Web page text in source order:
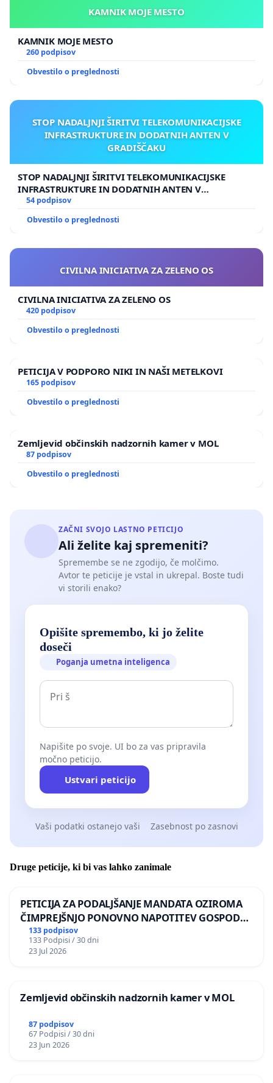
ŽIVLJENJE: https://www.facebook.com/
KO BOLI VSAK
DOTIK:https://www.facebook.com/answersvideo/videos/
KAMNIK MOJE MESTO
KAMNIK MOJE MESTO
260 podpisov
Obvestilo o preglednosti
STOP NADALJNJI ŠIRITVI TELEKOMUNIKACIJSKE
INFRASTRUKTURE IN DODATNIH ANTEN V
GRADIŠČAKU
STOP NADALJNJI ŠIRITVI TELEKOMUNIKACIJSKE
INFRASTRUKTURE IN DODATNIH ANTEN V
GRADIŠČAKU
54 podpisov
Obvestilo o preglednosti
CIVILNA INICIATIVA ZA ZELENO OS
CIVILNA INICIATIVA ZA ZELENO OS
420 podpisov
Obvestilo o preglednosti
PETICIJA V PODPORO NIKI IN NAŠI METELKOVI
165 podpisov
Obvestilo o preglednosti
Zemljevid občinskih nadzornih kamer v MOL
87 podpisov
Obvestilo o preglednosti
ZAČNI SVOJO LASTNO PETICIJO
Ali želite kaj spremeniti?
Spremembe se ne zgodijo, če molčimo.
Avtor te peticije je vstal in ukrepal. Boste tudi
vi storili enako?
Opišite spremembo, ki jo želite
doseči
Poganja umetna inteligenca
Napišite po svoje. UI bo za vas pripravila
močno peticijo.
Ustvari peticijo
Vaši podatki ostanejo vaši Zasebnost po zasnovi
Druge peticije, ki bi vas lahko zanimale
PETICIJA ZA PODALJŠANJE MANDATA OZIROMA
ČIMPREJŠNJO PONOVNO NAPOTITEV GOSPODA
BERNARDA ŠRAJNERJA NA VELEPOSLANIŠTVO
REPUBLIKE SLOVENIJE V MOSKVI
133 podpisov
133 Podpisi / 30 dni
23 Jul 2026
Zemljevid občinskih nadzornih kamer v MOL
87 podpisov
67 Podpisi / 30 dni
23 Jun 2026